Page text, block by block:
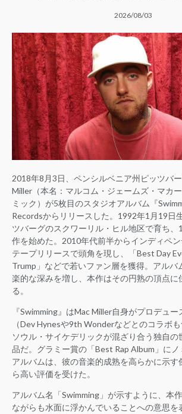
2026/08/03
2018年8月3日、ペンシルベニア州ピッツバ
Miller（本名：マルコム・ジェームズ・マカ
ミック）が5枚目のスタジオアルバム『
Recordsからリリースした。1992年1月19日
ツバーグのスクワーリル・ヒル地区で育ち、
作を始めた。2010年代前半からインディペ
テープリリースで頭角を現し、「Best Day
Trump」などで若いファン層を獲得。アルバ
楽的な深みを増し、本作はその円熟の頂点に
る。
『Swimming』はMac Miller自身がプロデュ
（Dev Hynesや9th Wonderなどとのコラボ
ソウル・サイケデリックが混ざり合う独自
品だ。グラミー賞の「Best Rap Album」に
アルバムは、彼の音楽的成熟を高らかに示す
ら高い評価を受けた。
アルバム名「Swimming」が示すように、本
ながらも水面に浮かんでいることへの意思を